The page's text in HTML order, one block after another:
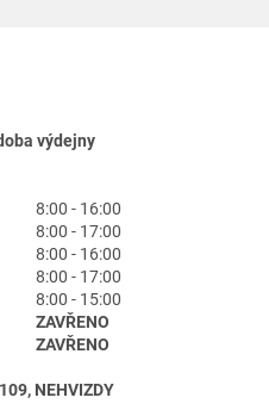
výdejny
8:00 - 16:00
8:00 - 17:00
8:00 - 16:00
8:00 - 17:00
8:00 - 15:00
ZAVŘENO
ZAVŘENO
NEHVIZDY